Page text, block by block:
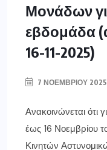
Μονάδων
εβδομάδα
16-11-2025)
7 ΝΟΕΜΒΡΊΟΥ 2025
Ανακοινώνεται ότι
έως 16 Νοεμβρίου
Κινητών